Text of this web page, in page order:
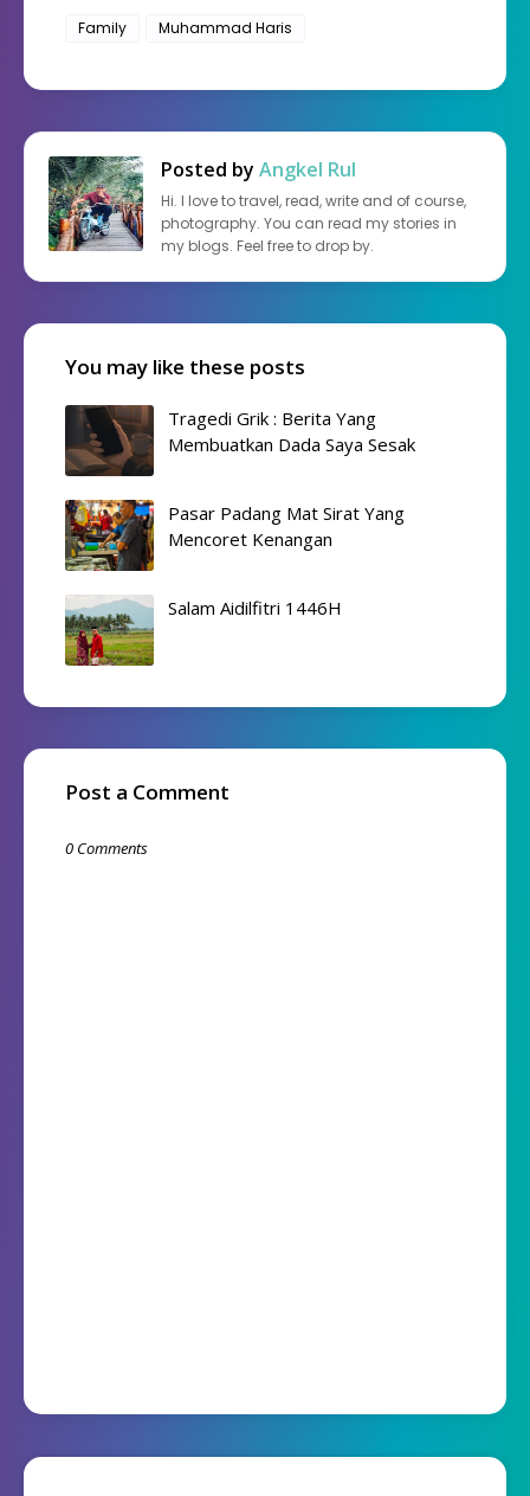
Family Muhammad Haris
Posted by Angkel Rul
Hi. I love to travel, read, write and of course,
photography. You can read my stories in
my blogs. Feel free to drop by.
You may like these posts
Tragedi Grik : Berita Yang
Membuatkan Dada Saya Sesak
Pasar Padang Mat Sirat Yang
Mencoret Kenangan
Salam Aidilfitri 1446H
Post a Comment
0 Comments